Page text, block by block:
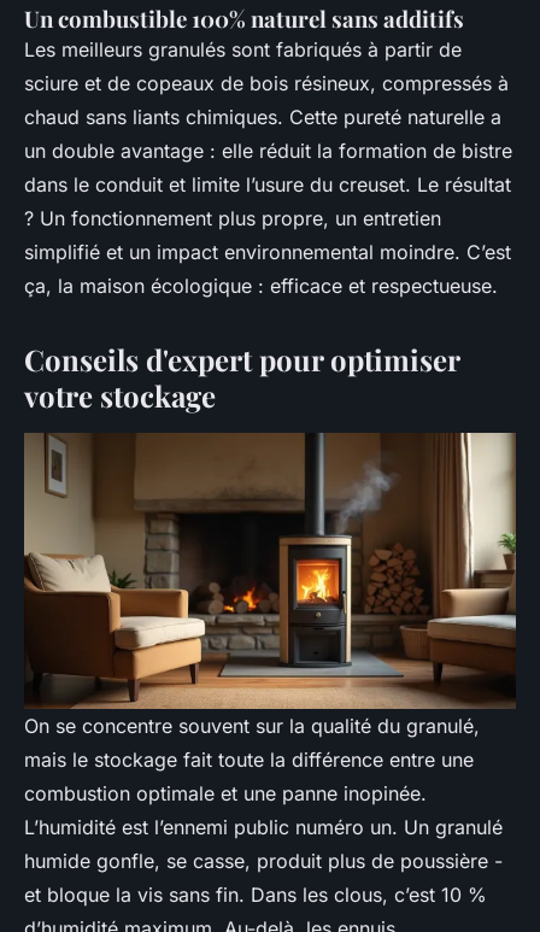
Un combustible 100% naturel sans additifs
Les meilleurs granulés sont fabriqués à partir de
sciure et de copeaux de bois résineux, compressés à
chaud sans liants chimiques. Cette pureté naturelle a
un double avantage : elle réduit la formation de bistre
dans le conduit et limite l’usure du creuset. Le résultat
? Un fonctionnement plus propre, un entretien
simplifié et un impact environnemental moindre. C’est
ça, la maison écologique : efficace et respectueuse.
Conseils d'expert pour optimiser
votre stockage
On se concentre souvent sur la qualité du granulé,
mais le stockage fait toute la différence entre une
combustion optimale et une panne inopinée.
L’humidité est l’ennemi public numéro un. Un granulé
humide gonfle, se casse, produit plus de poussière -
et bloque la vis sans fin. Dans les clous, c’est 10 %